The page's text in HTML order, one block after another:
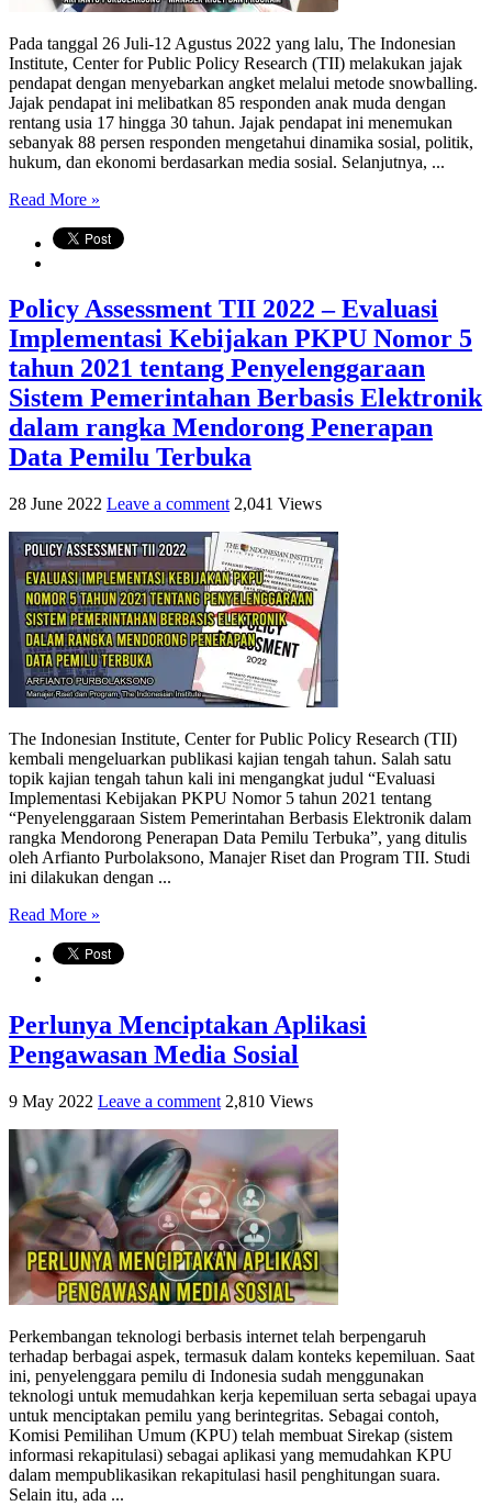
Pada tanggal 26 Juli-12 Agustus 2022 yang lalu, The Indonesian
Institute, Center for Public Policy Research (TII) melakukan jajak
pendapat dengan menyebarkan angket melalui metode snowballing.
Jajak pendapat ini melibatkan 85 responden anak muda dengan
rentang usia 17 hingga 30 tahun. Jajak pendapat ini menemukan
sebanyak 88 persen responden mengetahui dinamika sosial, politik,
hukum, dan ekonomi berdasarkan media sosial. Selanjutnya, ...
Read More »
Policy Assessment TII 2022 – Evaluasi
Implementasi Kebijakan PKPU Nomor 5
tahun 2021 tentang Penyelenggaraan
Sistem Pemerintahan Berbasis Elektronik
dalam rangka Mendorong Penerapan
Data Pemilu Terbuka
28 June 2022 Leave a comment 2,041 Views
The Indonesian Institute, Center for Public Policy Research (TII)
kembali mengeluarkan publikasi kajian tengah tahun. Salah satu
topik kajian tengah tahun kali ini mengangkat judul “Evaluasi
Implementasi Kebijakan PKPU Nomor 5 tahun 2021 tentang
“Penyelenggaraan Sistem Pemerintahan Berbasis Elektronik dalam
rangka Mendorong Penerapan Data Pemilu Terbuka”, yang ditulis
oleh Arfianto Purbolaksono, Manajer Riset dan Program TII. Studi
ini dilakukan dengan ...
Read More »
Perlunya Menciptakan Aplikasi
Pengawasan Media Sosial
9 May 2022 Leave a comment 2,810 Views
Perkembangan teknologi berbasis internet telah berpengaruh
terhadap berbagai aspek, termasuk dalam konteks kepemiluan. Saat
ini, penyelenggara pemilu di Indonesia sudah menggunakan
teknologi untuk memudahkan kerja kepemiluan serta sebagai upaya
untuk menciptakan pemilu yang berintegritas. Sebagai contoh,
Komisi Pemilihan Umum (KPU) telah membuat Sirekap (sistem
informasi rekapitulasi) sebagai aplikasi yang memudahkan KPU
dalam mempublikasikan rekapitulasi hasil penghitungan suara.
Selain itu, ada ...